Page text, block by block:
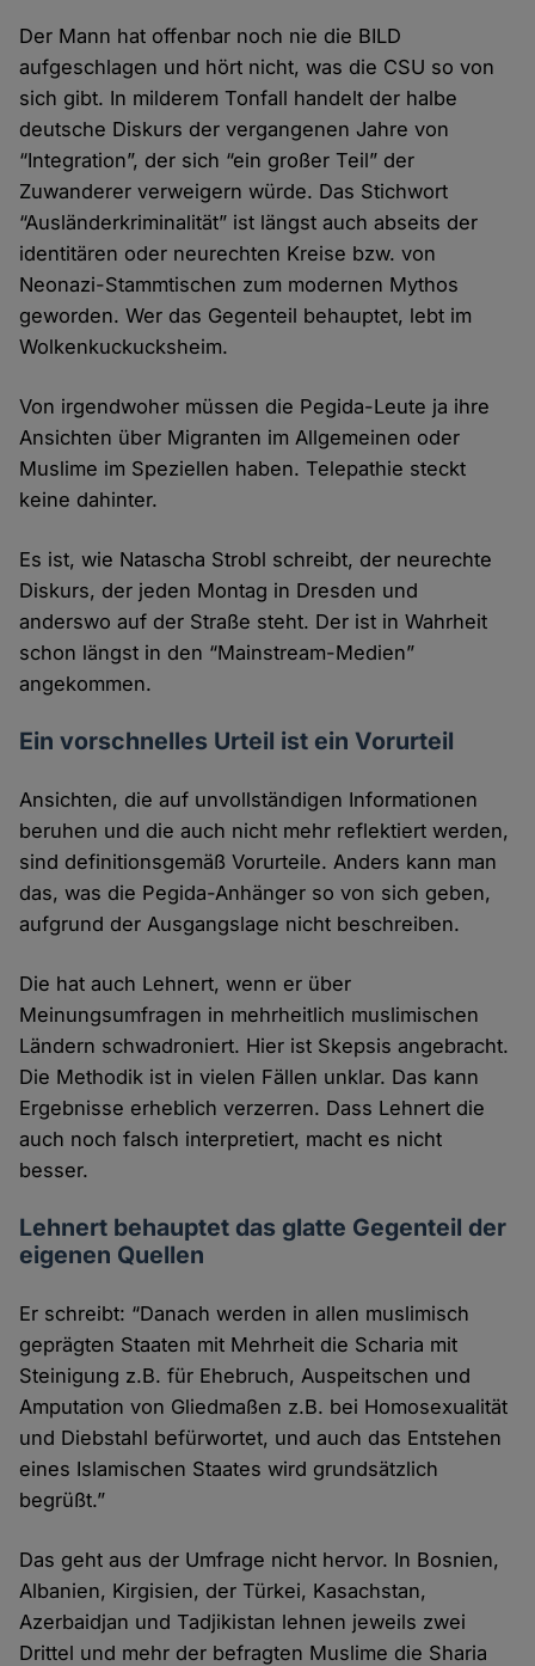
Der Mann hat offenbar noch nie die BILD
aufgeschlagen und hört nicht, was die CSU so von
sich gibt. In milderem Tonfall handelt der halbe
deutsche Diskurs der vergangenen Jahre von
“Integration”, der sich “ein großer Teil” der
Zuwanderer verweigern würde. Das Stichwort
“Ausländerkriminalität” ist längst auch abseits der
identitären oder neurechten Kreise bzw. von
Neonazi-Stammtischen zum modernen Mythos
geworden. Wer das Gegenteil behauptet, lebt im
Wolkenkuckucksheim.
Von irgendwoher müssen die Pegida-Leute ja ihre
Ansichten über Migranten im Allgemeinen oder
Muslime im Speziellen haben. Telepathie steckt
keine dahinter.
Es ist, wie Natascha Strobl schreibt, der neurechte
Diskurs, der jeden Montag in Dresden und
anderswo auf der Straße steht. Der ist in Wahrheit
schon längst in den “Mainstream-Medien”
angekommen.
Ein vorschnelles Urteil ist ein Vorurteil
Ansichten, die auf unvollständigen Informationen
beruhen und die auch nicht mehr reflektiert werden,
sind definitionsgemäß Vorurteile. Anders kann man
das, was die Pegida-Anhänger so von sich geben,
aufgrund der Ausgangslage nicht beschreiben.
Die hat auch Lehnert, wenn er über
Meinungsumfragen in mehrheitlich muslimischen
Ländern schwadroniert. Hier ist Skepsis angebracht.
Die Methodik ist in vielen Fällen unklar. Das kann
Ergebnisse erheblich verzerren. Dass Lehnert die
auch noch falsch interpretiert, macht es nicht
besser.
Lehnert behauptet das glatte Gegenteil der
eigenen Quellen
Er schreibt: “Danach werden in allen muslimisch
geprägten Staaten mit Mehrheit die Scharia mit
Steinigung z.B. für Ehebruch, Auspeitschen und
Amputation von Gliedmaßen z.B. bei Homosexualität
und Diebstahl befürwortet, und auch das Entstehen
eines Islamischen Staates wird grundsätzlich
begrüßt.”
Das geht aus der Umfrage nicht hervor. In Bosnien,
Albanien, Kirgisien, der Türkei, Kasachstan,
Azerbaidjan und Tadjikistan lehnen jeweils zwei
Drittel und mehr der befragten Muslime die Sharia